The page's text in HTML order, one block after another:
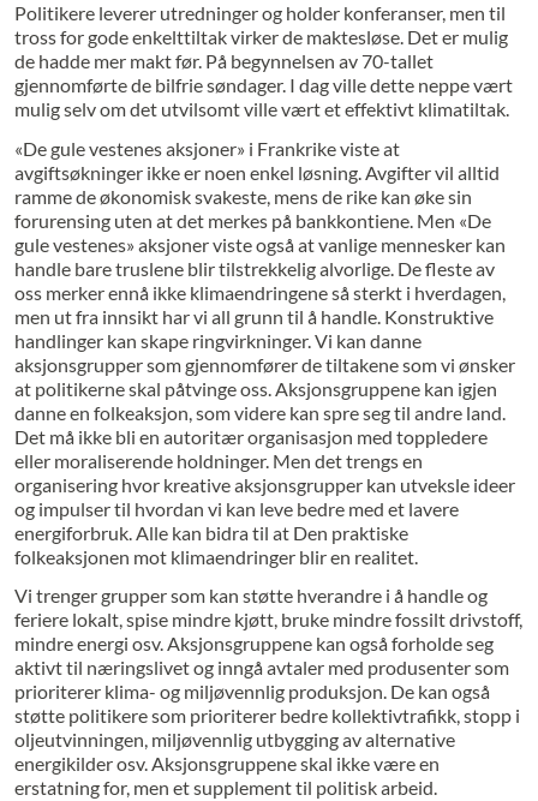
Politikere leverer utredninger og holder konferanser, men til
tross for gode enkelttiltak virker de maktesløse. Det er mulig
de hadde mer makt før. På begynnelsen av 70-tallet
gjennomførte de bilfrie søndager. I dag ville dette neppe vært
mulig selv om det utvilsomt ville vært et effektivt klimatiltak.
«De gule vestenes aksjoner» i Frankrike viste at
avgiftsøkninger ikke er noen enkel løsning. Avgifter vil alltid
ramme de økonomisk svakeste, mens de rike kan øke sin
forurensing uten at det merkes på bankkontiene. Men «De
gule vestenes» aksjoner viste også at vanlige mennesker kan
handle bare truslene blir tilstrekkelig alvorlige. De fleste av
oss merker ennå ikke klimaendringene så sterkt i hverdagen,
men ut fra innsikt har vi all grunn til å handle. Konstruktive
handlinger kan skape ringvirkninger. Vi kan danne
aksjonsgrupper som gjennomfører de tiltakene som vi ønsker
at politikerne skal påtvinge oss. Aksjonsgruppene kan igjen
danne en folkeaksjon, som videre kan spre seg til andre land.
Det må ikke bli en autoritær organisasjon med toppledere
eller moraliserende holdninger. Men det trengs en
organisering hvor kreative aksjonsgrupper kan utveksle ideer
og impulser til hvordan vi kan leve bedre med et lavere
energiforbruk. Alle kan bidra til at Den praktiske
folkeaksjonen mot klimaendringer blir en realitet.
Vi trenger grupper som kan støtte hverandre i å handle og
feriere lokalt, spise mindre kjøtt, bruke mindre fossilt drivstoff,
mindre energi osv. Aksjonsgruppene kan også forholde seg
aktivt til næringslivet og inngå avtaler med produsenter som
prioriterer klima- og miljøvennlig produksjon. De kan også
støtte politikere som prioriterer bedre kollektivtrafikk, stopp i
oljeutvinningen, miljøvennlig utbygging av alternative
energikilder osv. Aksjonsgruppene skal ikke være en
erstatning for, men et supplement til politisk arbeid.